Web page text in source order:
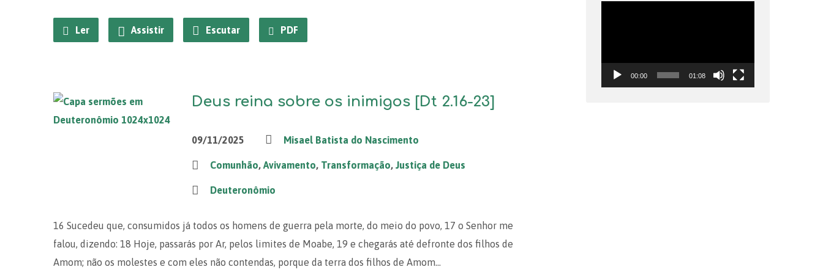
Ler Assistir Escutar PDF
Deus reina sobre os inimigos [Dt 2.16-23]
09/11/2025 Misael Batista do Nascimento
Comunhão,Avivamento, Transformação,Justiça de Deus
Deuteronômio
16 Sucedeu que, consumidos já todos os homens de guerra pela morte, do meio do povo, 17 o Senhor me
falou, dizendo: 18 Hoje, passarás por Ar, pelos limites de Moabe, 19 e chegarás até defronte dos filhos de
Amom; não os molestes e com eles não contendas, porque da terra dos filhos de Amom…
00:00 01:08